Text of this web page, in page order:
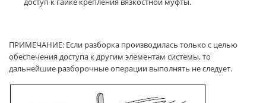
ПРИМЕЧАНИЕ: Если разборка производилась только с целью
обеспечения доступа к другим элементам системы, то
дальнейшие разборочные операции выполнять не следует.